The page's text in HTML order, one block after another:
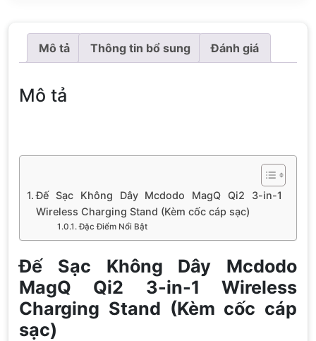
Mô tả Thông tin bổ sung Đánh giá
Mô tả
Đế Sạc Không Dây Mcdodo MagQ Qi2 3-in-1
Wireless Charging Stand (Kèm cốc cáp sạc)
Đặc Điểm Nổi Bật
Đế Sạc Không Dây Mcdodo
MagQ Qi2 3-in-1 Wireless
Charging Stand (Kèm cốc cáp
sạc)